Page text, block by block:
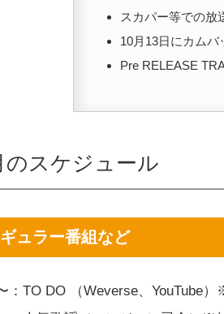
スカパー等での放
10月13日にカムバ
Pre RELEASE
のスケジュール
ュラー番組など
：TO DO （Weverse、YouTube